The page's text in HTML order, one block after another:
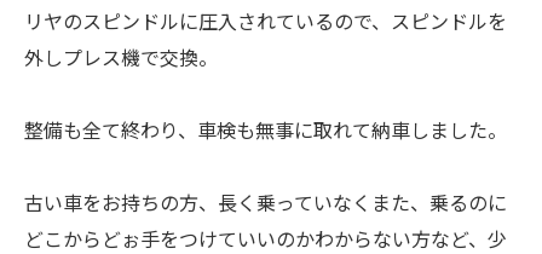
リヤのスピンドルに圧入されているので、スピンドルを
外しプレス機で交換。
整備も全て終わり、車検も無事に取れて納車しました。
古い車をお持ちの方、長く乗っていなくまた、乗るのに
どこからどぉ手をつけていいのかわからない方など、少